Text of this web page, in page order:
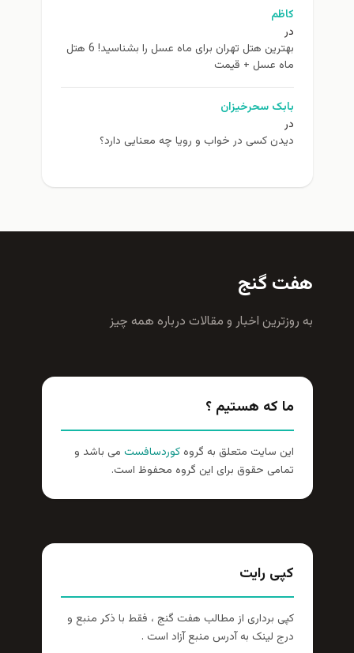
کاظم
در
بهترین هتل تهران برای ماه عسل را بشناسید! 6 هتل
ماه عسل + قیمت
بابک سحرخیزان
در
دیدن کسی در خواب و رویا چه معنایی دارد؟
هفت گنج
به روزترين اخبار و مقالات درباره همه چيز
ما که هستیم ؟
این سایت متعلق به گروهکوردسافست می باشد و
تمامی حقوق برای این گروه محفوظ است.
کپی رایت
کپی برداری از مطالب هفت گنج ، فقط با ذکر منبع و
درج لینک به آدرس منبع آزاد است .